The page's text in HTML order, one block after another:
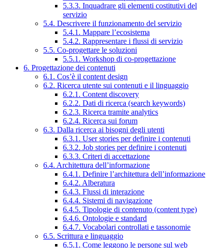
5.3.3. Inquadrare gli elementi costitutivi del
servizio
5.4. Descrivere il funzionamento del servizio
5.4.1. Mappare l’ecosistema
5.4.2. Rappresentare i flussi di servizio
5.5. Co-progettare le soluzioni
5.5.1. Workshop di co-progettazione
6. Progettazione dei contenuti
6.1. Cos’è il content design
6.2. Ricerca utente sui contenuti e il linguaggio
6.2.1. Content discovery
6.2.2. Dati di ricerca (search keywords)
6.2.3. Ricerca tramite analytics
6.2.4. Ricerca sui forum
6.3. Dalla ricerca ai bisogni degli utenti
6.3.1. User stories per definire i contenuti
6.3.2. Job stories per definire i contenuti
6.3.3. Criteri di accettazione
6.4. Architettura dell’informazione
6.4.1. Definire l’architettura dell’informazione
6.4.2. Alberatura
6.4.3. Flussi di interazione
6.4.4. Sistemi di navigazione
6.4.5. Tipologie di contenuto (content type)
6.4.6. Ontologie e standard
6.4.7. Vocabolari controllati e tassonomie
6.5. Scrittura e linguaggio
6.5.1. Come leggono le persone sul web